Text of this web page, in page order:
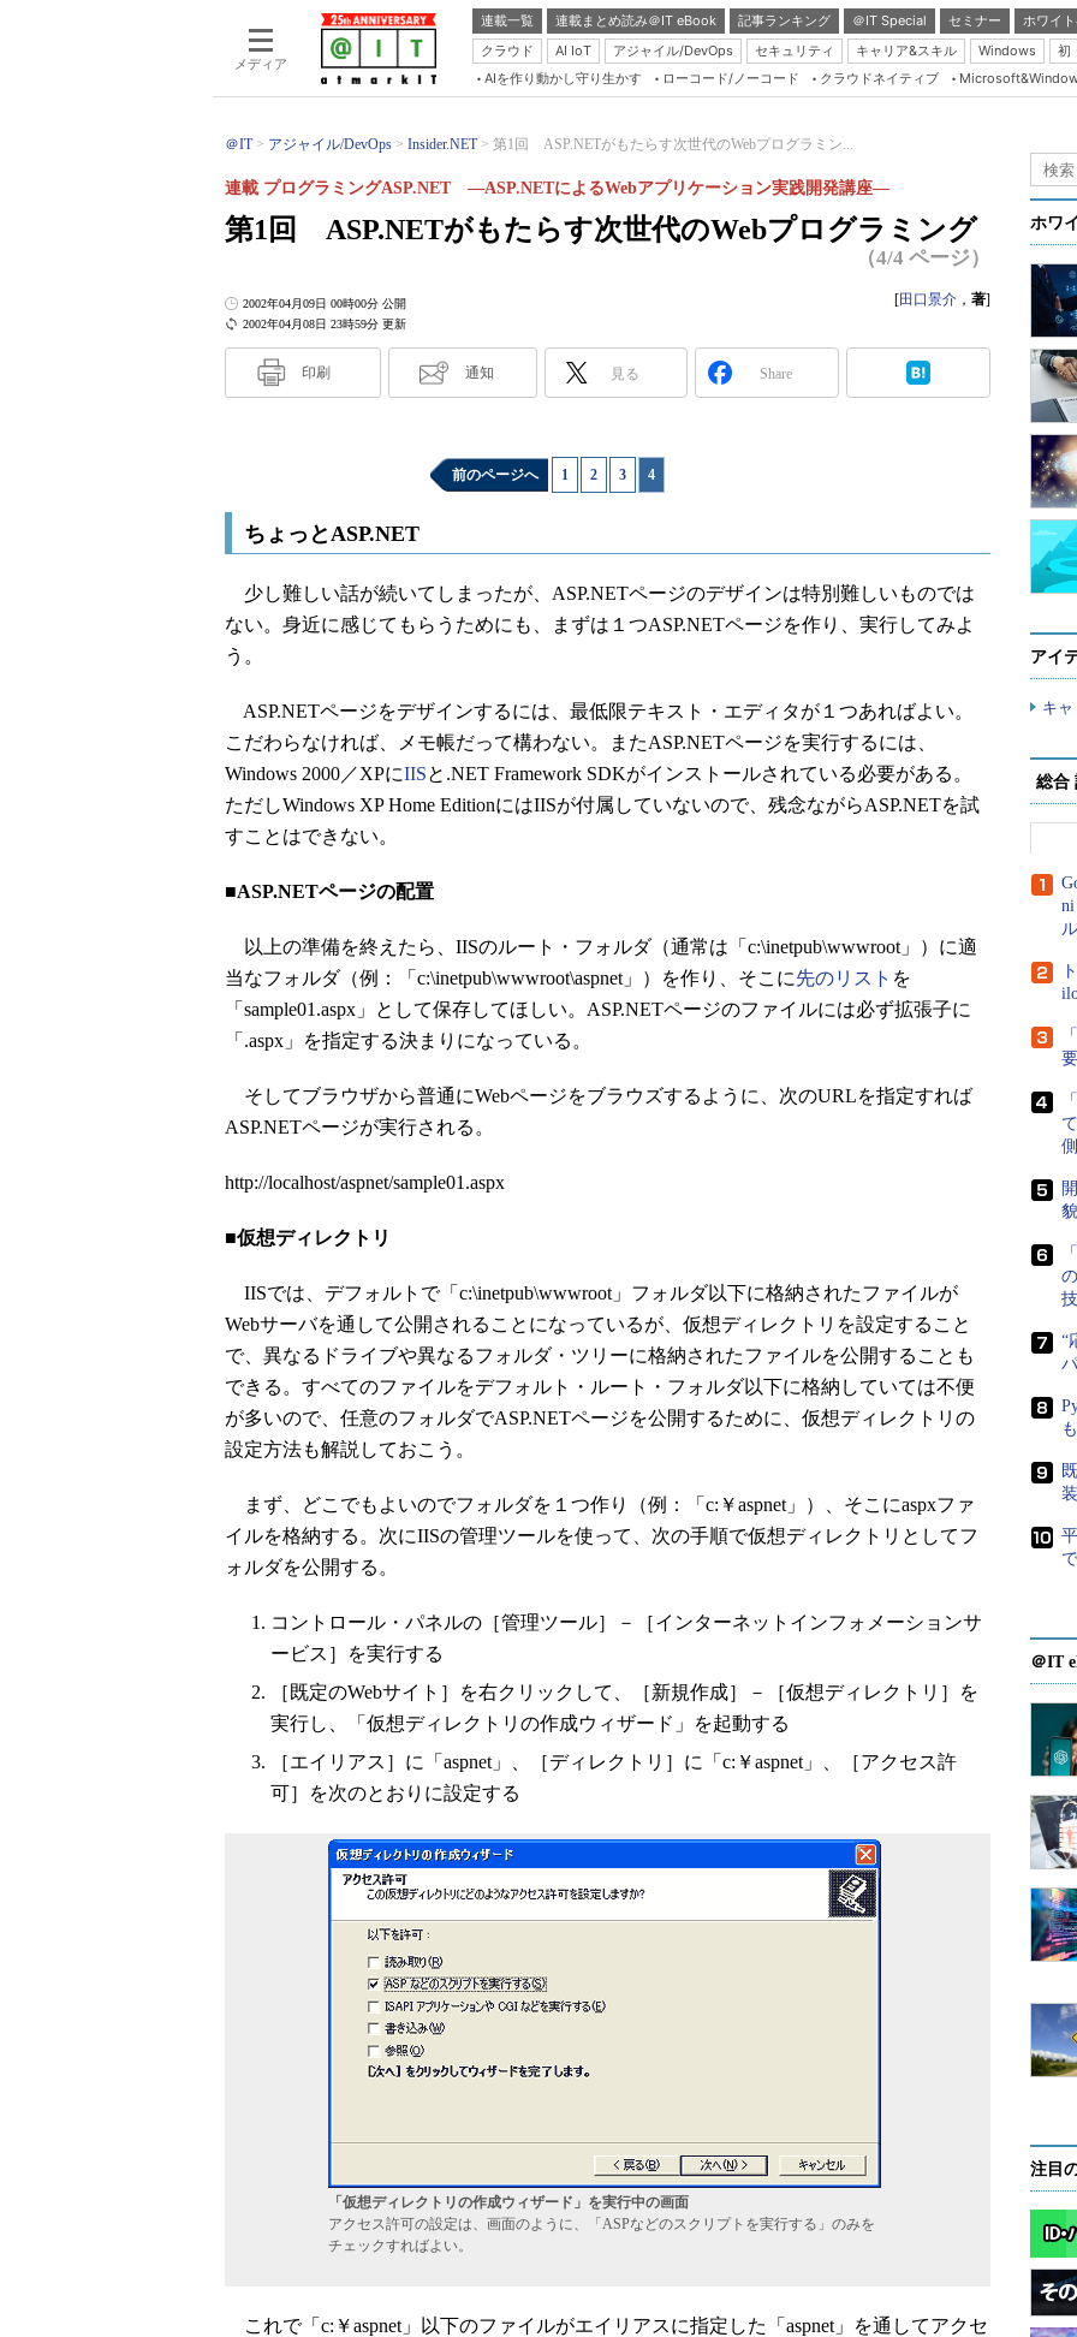
メディア
連載一覧 連載まとめ読み＠IT eBook 記事ランキング ＠IT Special セミナー
ホワイ
クラウド
AI IoT アジャイル/DevOps セキュリティ キャリア&スキル Windows
初
Server & Storage
Java Agile
Database Expert
Master of IP Network
Security & Trust
AIを作り動かし守り生かす ローコード/ノーコード クラウドネイティブ
＠IT アジャイル/DevOps Insider.NET 第1回 ASP.NETがもたらす次世代のWebプログラミン...
第1回 ASP.NETがもたらす次世代のWebプログラミング
連載 プログラミングASP.NET ―ASP.NETによるWebアプリケーション実践開発講座―
（4/4 ページ）
2002年04月08日 23時59分 更新
2002年04月09日 00時00分 公開 [田口景介 ， 著]
印刷 通知 見る Share
前のページへ 1 2 3 4
ちょっとASP.NET
少し難しい話が続いてしまったが、ASP.NETページのデザインは特別難しいものでは
ない。身近に感じてもらうためにも、まずは１つASP.NETページを作り、実行してみよ
う。
ASP.NETページをデザインするには、最低限テキスト・エディタが１つあればよい。
こだわらなければ、メモ帳だって構わない。またASP.NETページを実行するには、
Windows 2000／XPにIISと.NET Framework SDKがインストールされている必要がある。
ただしWindows XP Home EditionにはIISが付属していないので、残念ながらASP.NETを試
すことはできない。
■ASP.NETページの配置
以上の準備を終えたら、IISのルート・フォルダ（通常は「c:\inetpub\wwwroot」）に適
当なフォルダ（例：「c:\inetpub\wwwroot\aspnet」）を作り、そこに先のリスト を
「sample01.aspx」として保存してほしい。ASP.NETページのファイルには必ず拡張子に
「.aspx」を指定する決まりになっている。
そしてブラウザから普通にWebページをブラウズするように、次のURLを指定すれば
ASP.NETページが実行される。
http://localhost/aspnet/sample01.aspx
■仮想ディレクトリ
IISでは、デフォルトで「c:\inetpub\wwwroot」フォルダ以下に格納されたファイルが
Webサーバを通して公開されることになっているが、仮想ディレクトリを設定すること
で、異なるドライブや異なるフォルダ・ツリーに格納されたファイルを公開することも
できる。すべてのファイルをデフォルト・ルート・フォルダ以下に格納していては不便
が多いので、任意のフォルダでASP.NETページを公開するために、仮想ディレクトリの
設定方法も解説しておこう。
まず、どこでもよいのでフォルダを１つ作り（例：「c:￥aspnet」）、そこにaspxファ
イルを格納する。次にIISの管理ツールを使って、次の手順で仮想ディレクトリとしてフ
ォルダを公開する。
コントロール・パネルの［管理ツール］－［インターネットインフォメーションサ
ービス］を実行する
［既定のWebサイト］を右クリックして、［新規作成］－［仮想ディレクトリ］を
実行し、「仮想ディレクトリの作成ウィザード」を起動する
［エイリアス］に「aspnet」、［ディレクトリ］に「c:￥aspnet」、［アクセス許
可］を次のとおりに設定する
「仮想ディレクトリの作成ウィザード」を実行中の画面
アクセス許可の設定は、画面のように、「ASPなどのスクリプトを実行する」のみを
チェックすればよい。
これで「c:￥aspnet」以下のファイルがエイリアスに指定した「aspnet」を通してアクセ
ホワ
アイ
キ
総合
“
＠IT
注目